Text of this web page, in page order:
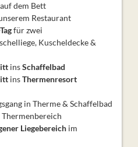
auf dem Bett
Restaurant
für zwei
Kuscheldecke &
insSchaffelbad
insThermenresort
in Therme & Schaffelbad
Thermenbereich
Liegebereich im